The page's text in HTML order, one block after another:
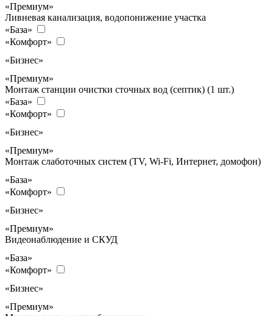
«Премиум»
Ливневая канализация, водопонижение участка
«База»
«Комфорт»
«Бизнес»
«Премиум»
Монтаж станции очистки сточных вод (септик) (1 шт.)
«База»
«Комфорт»
«Бизнес»
«Премиум»
Монтаж слаботочных систем (TV, Wi-Fi, Интернет, домофон)
«База»
«Комфорт»
«Бизнес»
«Премиум»
Видеонаблюдение и СКУД
«База»
«Комфорт»
«Бизнес»
«Премиум»